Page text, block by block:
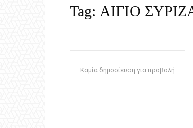
Tag: ΑΙΓΙΟ
Καμία δημοσίευση για προβολή